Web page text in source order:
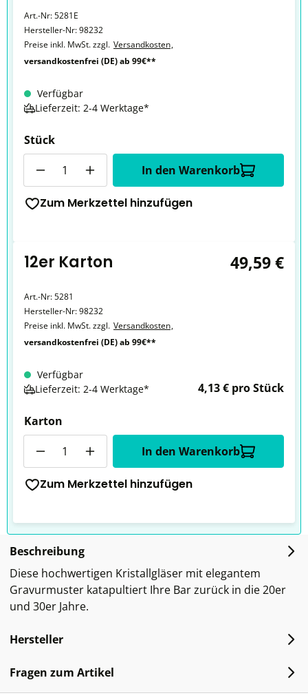
Art.-Nr:5281E
Hersteller-Nr:98232
Preise inkl. MwSt. zzgl. Versandkosten,
versandkostenfrei (DE) ab 99€**
Verfügbar
Lieferzeit: 2-4 Werktage*
Stück
In den Warenkorb
Zum Merkzettel hinzufügen
12er Karton 49,59 €
Art.-Nr:5281
Hersteller-Nr:98232
Preise inkl. MwSt. zzgl. Versandkosten,
versandkostenfrei (DE) ab 99€**
Verfügbar
Lieferzeit: 2-4 Werktage*
4,13 € pro Stück
Karton
In den Warenkorb
Zum Merkzettel hinzufügen
Beschreibung
Diese hochwertigen Kristallgläser mit elegantem
Gravurmuster katapultiert Ihre Bar zurück in die 20er
und 30er Jahre.
Hersteller
Fragen zum Artikel